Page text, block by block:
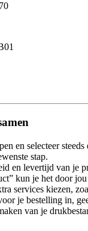
en selecteer
stap.
en levertijd van je
kun je het door
services kiezen,
je bestelling in,
van je